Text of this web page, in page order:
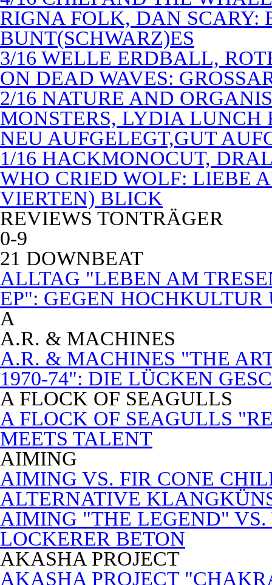
RIGNA FOLK, DAN SCARY:
BUNT(SCHWARZ)ES
3/16 WELLE ERDBALL,
ON DEAD WAVES:
2/16 NATURE AND
MONSTERS, LYDIA LUNCH
NEU AUFGELEGT,GUT
1/16 HACKMONOCUT,
WHO CRIED WOLF: LIEBE
VIERTEN) BLICK
REVIEWS TONTRÄGER
0-9
21 DOWNBEAT
ALLTAG "LEBEN AM
EP": GEGEN
A
A.R. & MACHINES
A.R. & MACHINES "THE
1970-74": DIE LÜCKEN
A FLOCK OF SEAGULLS
A FLOCK OF SEAGULLS
MEETS TALENT
AIMING
AIMING VS. FIR CONE
ALTERNATIVE
AIMING "THE LEGEND"
LOCKERER BETON
AKASHA PROJECT
AKASHA PROJECT